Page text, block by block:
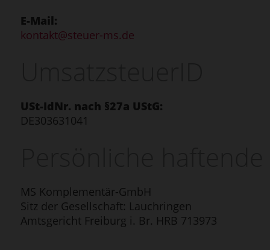
E-Mail:
kontakt@steuer-ms.de
USt-IdNr. nach §27a UStG:
DE303631041
MS Komplementär-GmbH
Sitz der Gesellschaft: Lauchringen
Amtsgericht Freiburg i. Br. HRB 713973